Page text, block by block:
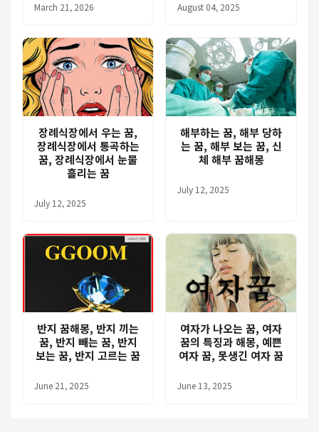
March 21, 2026 August 04, 2025
장례식장에서 우는 꿈,
장례식장에서 통곡하는
꿈, 장례식장에서 눈물
흘리는 꿈
July 12, 2025
해부하는 꿈, 해부 당하
는 꿈, 해부 보는 꿈, 신
체 해부 꿈해몽
July 12, 2025
반지 꿈해몽, 반지 끼는
꿈, 반지 빼는 꿈, 반지
보는 꿈, 반지 고르는 꿈
June 21, 2025
여자가 나오는 꿈, 여자
꿈의 특징과 해몽, 예쁜
여자 꿈, 못생긴 여자 꿈
June 13, 2025